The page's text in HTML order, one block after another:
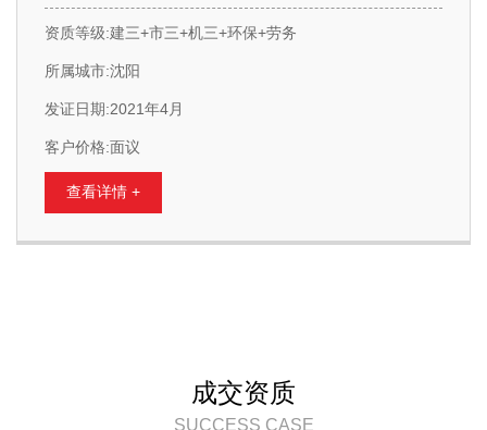
资质等级:建三+市三+机三+环保+劳务
所属城市:沈阳
发证日期:2021年4月
客户价格:面议
查看详情 +
成交资质
SUCCESS CASE